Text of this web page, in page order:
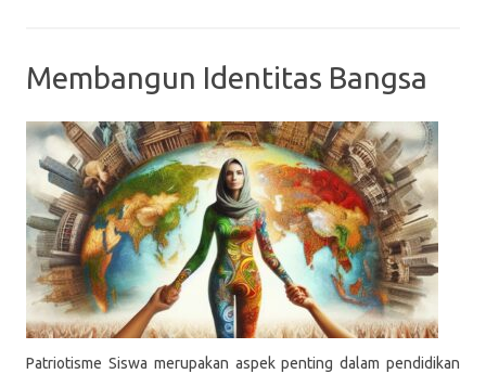
Membangun Identitas Bangsa
Patriotisme Siswa merupakan aspek penting dalam pendidikan